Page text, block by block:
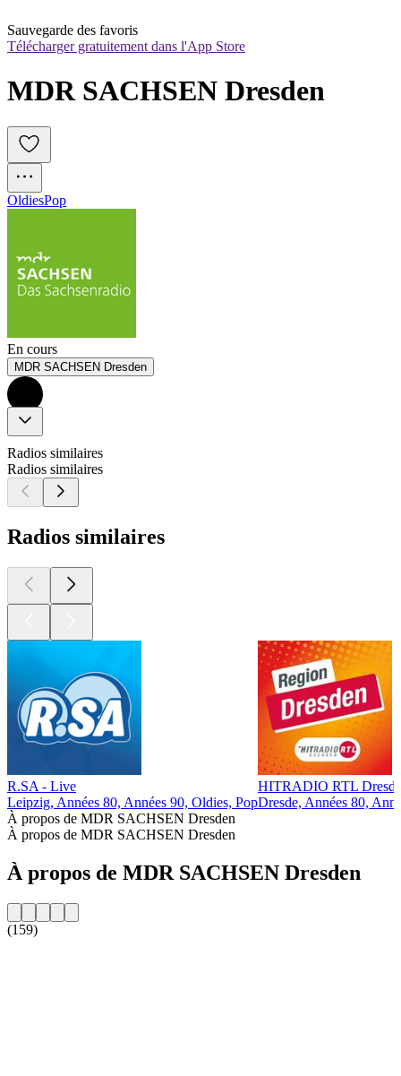
Sauvegarde des favoris
Télécharger gratuitement dans l'App Store
MDR SACHSEN Dresden
OldiesPop
En cours
MDR SACHSEN Dresden
Radios similaires
Radios similaires
Radios similaires
R.SA - Live
Leipzig, Années 80, Années 90, Oldies, Pop
HITRADIO RTL
Dresde, Années 80,
À propos de MDR SACHSEN Dresden
À propos de MDR SACHSEN Dresden
À propos de MDR SACHSEN Dresden
(159)